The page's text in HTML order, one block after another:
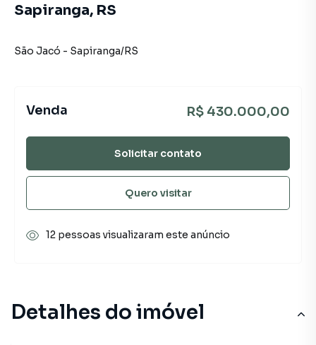
Detalhes do imóvel
Sapiranga, RS
São Jacó - Sapiranga/RS
Venda R$ 430.000,00
Solicitar contato
Quero visitar
12 pessoas visualizaram este anúncio